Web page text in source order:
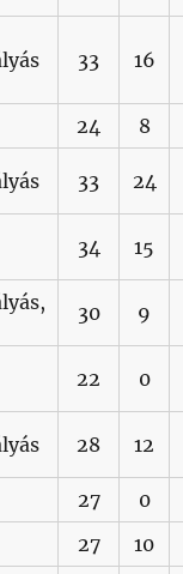
33 16
24 8
33 24
34 15
30 9
22 0
28 12
27
0
27
10